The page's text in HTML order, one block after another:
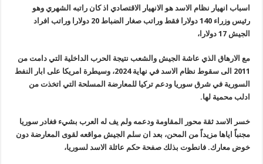
اسباب انهيار نظام الاسد هو الانهيار الاقتصادي اذ كان راتبه الشهري وهو
رئيس وزراء 140 دولارا فقط وراتب صغار الضباط 20 دولارا وراتب افراد
الجيش 17 دولارا،
مع الارهاق الذي عاشة الجيش والشعب نتيجة الحرب الداخلية التي دامت من
2011 الى سقوط نظام الاسد في نهاية 2024، وسيطرة امريكا على ابار النفط
السورية في شرق سوريا ودعم تركيا للمعارضة المسلحة التي اتخذت من
ادلب محمية لها.
خسر الاسد ثقة محور المقاومة ودعمه ولم يف له العرب بشيء فغادر سوريا
مجنباً اياها مزيداً من المحن، بعد ان سلم الجيش مواقعه لقوى المعارضة دون
خوض معارك. فانطوت بذلك صفحة حكم عائلة الاسد لسوريا،